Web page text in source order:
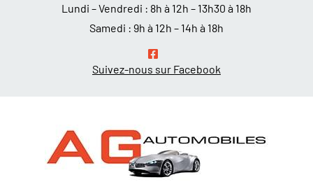
Lundi – Vendredi : 8h à 12h – 13h30 à 18h
Samedi : 9h à 12h – 14h à 18h
Suivez-nous sur Facebook